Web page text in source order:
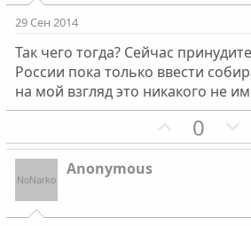
н
ы
й
о
с
29 Сен 2014
Так чего тогда? Сейчас
России пока только ввести
на мой взгляд это никакого не
П
о
т
0
Anonymous